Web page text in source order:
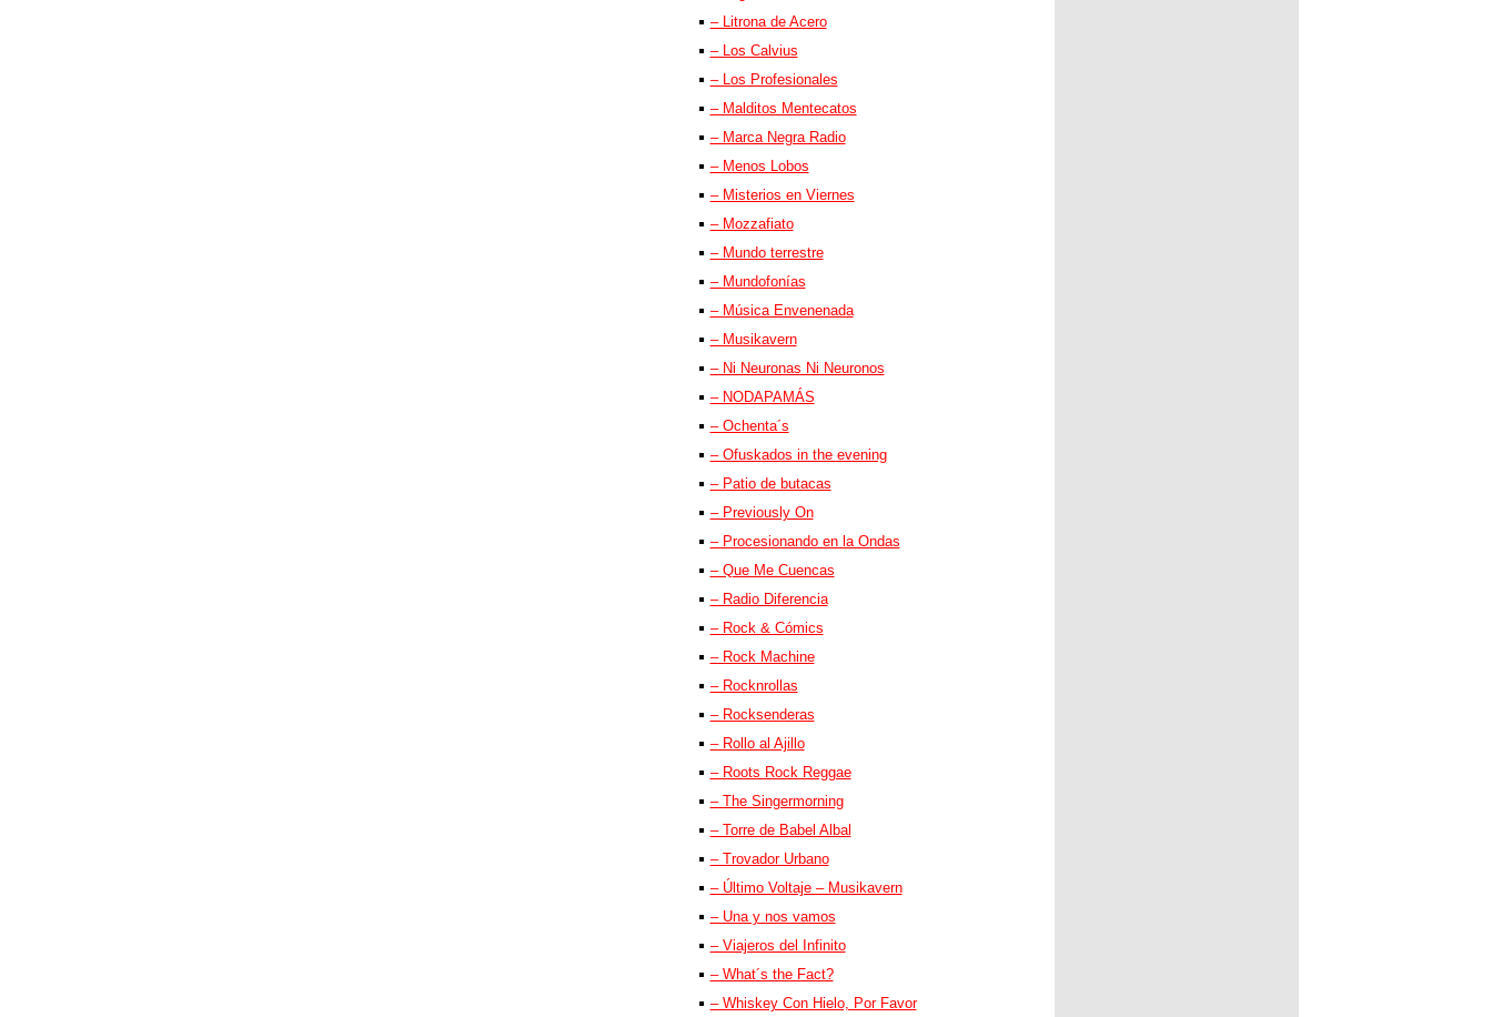
– Litrona de Acero
– Los Calvius
– Los Profesionales
– Malditos Mentecatos
– Marca Negra Radio
– Menos Lobos
– Misterios en Viernes
– Mozzafiato
– Mundo terrestre
– Mundofonías
– Música Envenenada
– Musikavern
– Ni Neuronas Ni Neuronos
– NODAPAMÁS
– Ochenta´s
– Ofuskados in the evening
– Patio de butacas
– Previously On
– Procesionando en la Ondas
– Que Me Cuencas
– Radio Diferencia
– Rock & Cómics
– Rock Machine
– Rocknrollas
– Rocksenderas
– Rollo al Ajillo
– Roots Rock Reggae
– The Singermorning
– Torre de Babel Albal
– Trovador Urbano
– Último Voltaje – Musikavern
– Una y nos vamos
– Viajeros del Infinito
– What´s the Fact?
– Whiskey Con Hielo, Por Favor